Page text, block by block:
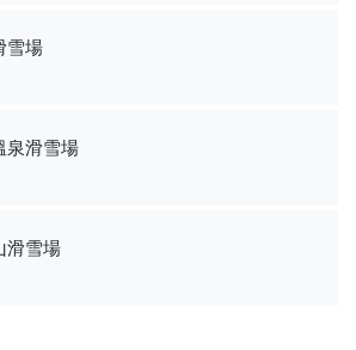
雪場
泉滑雪場
滑雪場